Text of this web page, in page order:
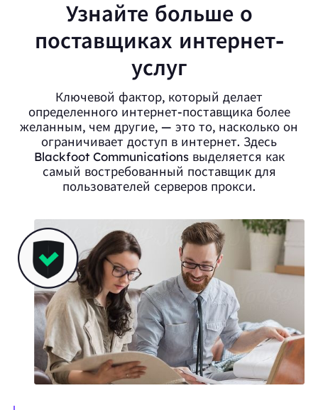
Узнайте больше о
поставщиках интернет-
услуг
Ключевой фактор, который делает
определенного интернет-поставщика более
желанным, чем другие, — это то, насколько он
ограничивает доступ в интернет. Здесь
Blackfoot Communications выделяется как
самый востребованный поставщик для
пользователей серверов прокси.